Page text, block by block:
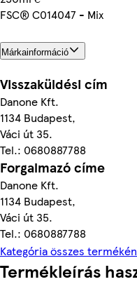
FSC® C014047 - Mix
Márkainformáció
Visszaküldési cím
Danone Kft.
1134 Budapest,
Váci út 35.
Tel.: 0680887788
Forgalmazó címe
Danone Kft.
1134 Budapest,
Váci út 35.
Tel.: 0680887788
Kategória összes
Termékleírás